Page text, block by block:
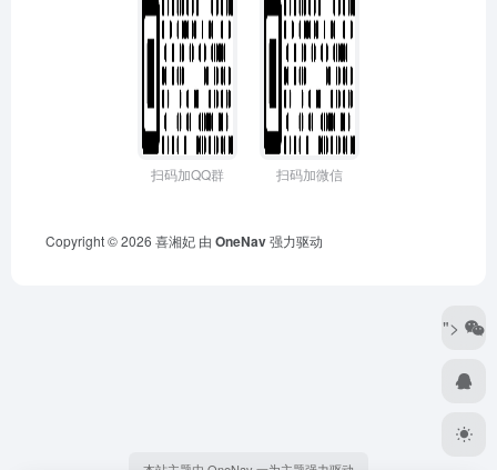
扫码加QQ群 扫码加微信
Copyright © 2026 喜湘妃 由 OneNav强力驱动
">